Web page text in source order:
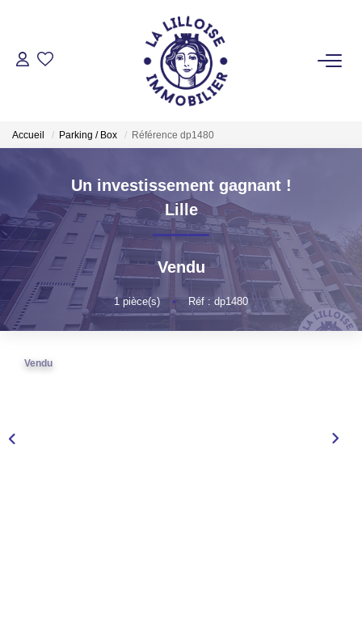
ACHETER
Nos Biens Au Touquet Paris-Plage
LOUER
VENDRE
GESTION LOCATIVE
Accueil Parking / Box Référence dp1480
Un investissement gagnant !
Lille
Vendu
1pièce(s) • Réf : dp1480
Vendu